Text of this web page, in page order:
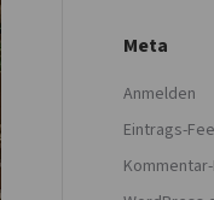
Meta
Anmelden
Eintrags-